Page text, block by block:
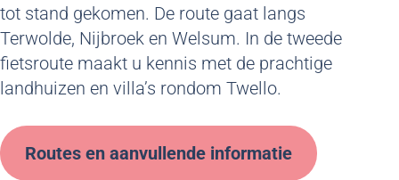
tot stand gekomen. De route gaat langs
Terwolde, Nijbroek en Welsum. In de tweede
fietsroute maakt u kennis met de prachtige
landhuizen en villa’s rondom Twello.
Routes en aanvullende informatie